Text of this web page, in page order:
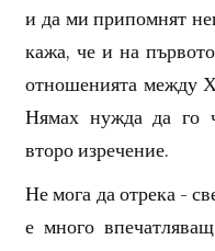
и да ми припомнят
кажа, че и на
отношенията между
Нямах нужда да го
второ изречение.
Не мога да отрека -
е много